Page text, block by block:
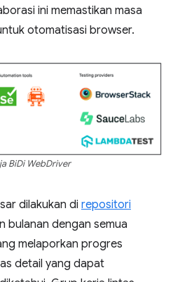
ini memastikan masa
otomatisasi browser.
BiDi WebDriver
dilakukan di repositori
bulanan dengan semua
melaporkan progres
detail yang dapat